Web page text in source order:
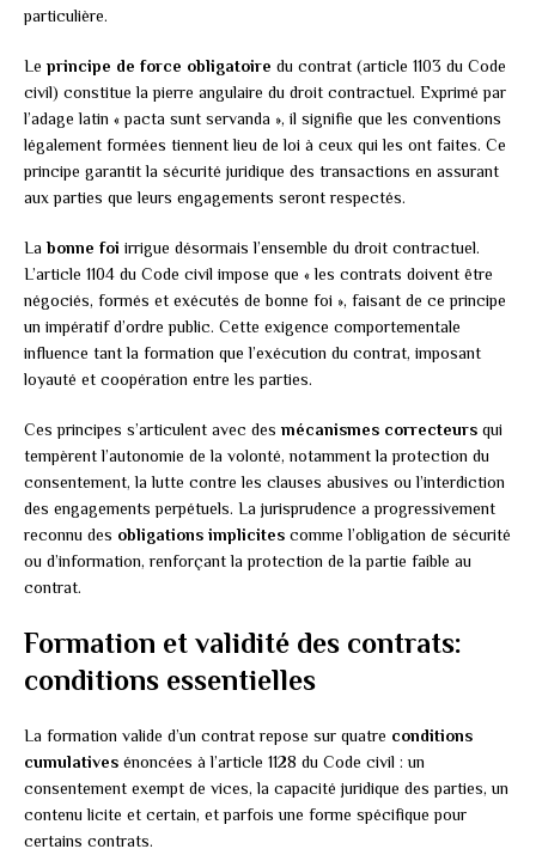
particulière.
Le principe de force obligatoire du contrat (article 1103 du Code
civil) constitue la pierre angulaire du droit contractuel. Exprimé par
l’adage latin « pacta sunt servanda », il signifie que les conventions
légalement formées tiennent lieu de loi à ceux qui les ont faites. Ce
principe garantit la sécurité juridique des transactions en assurant
aux parties que leurs engagements seront respectés.
Labonne foi irrigue désormais l’ensemble du droit contractuel.
L’article 1104 du Code civil impose que « les contrats doivent être
négociés, formés et exécutés de bonne foi », faisant de ce principe
un impératif d’ordre public. Cette exigence comportementale
influence tant la formation que l’exécution du contrat, imposant
loyauté et coopération entre les parties.
Ces principes s’articulent avec des mécanismes correcteurs qui
tempèrent l’autonomie de la volonté, notamment la protection du
consentement, la lutte contre les clauses abusives ou l’interdiction
des engagements perpétuels. La jurisprudence a progressivement
reconnu des obligations implicites comme l’obligation de sécurité
ou d’information, renforçant la protection de la partie faible au
contrat.
Formation et validité des contrats:
conditions essentielles
La formation valide d’un contrat repose sur quatre conditions
cumulatives énoncées à l’article 1128 du Code civil : un
consentement exempt de vices, la capacité juridique des parties, un
contenu licite et certain, et parfois une forme spécifique pour
certains contrats.